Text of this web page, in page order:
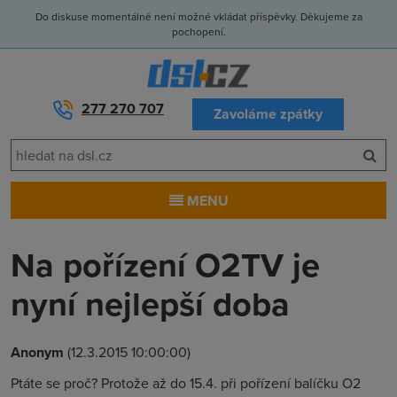
Do diskuse momentálně není možné vkládat příspěvky. Děkujeme za
pochopení.
277 270 707 Zavoláme zpátky
MENU
Na pořízení O2TV je
nyní nejlepší doba
Anonym (12.3.2015 10:00:00)
Ptáte se proč? Protože až do 15.4. při pořízení balíčku O2